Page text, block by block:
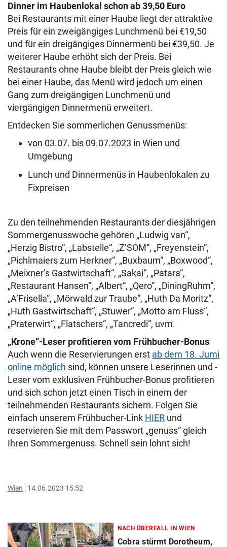
Dinner im Haubenlokal schon ab 39,50 Euro
Bei Restaurants mit einer Haube liegt der attraktive
Preis für ein zweigängiges Lunchmenü bei €19,50
und für ein dreigängiges Dinnermenü bei €39,50. Je
weiterer Haube erhöht sich der Preis. Bei
Restaurants ohne Haube bleibt der Preis gleich wie
bei einer Haube, das Menü wird jedoch um einen
Gang zum dreigängigen Lunchmenü und
viergängigen Dinnermenü erweitert.
Entdecken Sie sommerlichen Genussmenüs:
von 03.07. bis 09.07.2023 in Wien und
Umgebung
Lunch und Dinnermenüs in Haubenlokalen zu
Fixpreisen
Zu den teilnehmenden Restaurants der diesjährigen
Sommergenusswoche gehören „Ludwig van“,
„Herzig Bistro“, „Labstelle“, „Z’SOM“, „Freyenstein“,
„Pichlmaiers zum Herkner“, „Buxbaum“, „Boxwood“,
„Meixner’s Gastwirtschaft“, „Sakai“, „Patara“,
„Restaurant Hansen“, „Albert“, „Qero“, „DiningRuhm“,
„A’Frisella“, „Mörwald zur Traube“, „Huth Da Moritz“,
„Huth Gastwirtschaft“, „Stuwer“, „Motto am Fluss“,
„Praterwirt“, „Flatschers“, „Tancredi“, uvm.
„Krone“-Leser profitieren vom Frühbucher-Bonus
Auch wenn die Reservierungen erst ab dem 18. Jumi
online möglich sind, können unsere Leserinnen und -
Leser vom exklusiven Frühbucher-Bonus profitieren
und sich schon jetzt einen Tisch in einem der
teilnehmenden Restaurants sichern. Folgen Sie
einfach unserem Frühbucher-Link HIER und
reservieren Sie mit dem Passwort „genuss“ gleich
Ihren Sommergenuss. Schnell sein lohnt sich!
Wien 14.06.2023 15:52
NACH ÜBERFALL IN WIEN
Cobra stürmt Dorotheum,